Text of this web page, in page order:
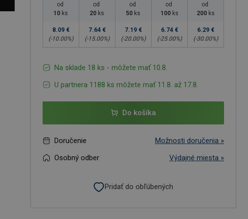
od
10 ks
8.09 €
(-10.00%)
od
20 ks
7.64 €
(-15.00%)
od
50 ks
7.19 €
(-20.00%)
od
100 ks
6.74 €
(-25.00%)
od
200 ks
6.29 €
(-30.00%)
Na sklade 18 ks - môžete mať 10.8.
U partnera 1188 ks môžete mať 11.8. až 17.8.
Do košíka
Doručenie
Možnosti doručenia »
Osobný odber
Výdajné miesta »
Pridať do obľúbených